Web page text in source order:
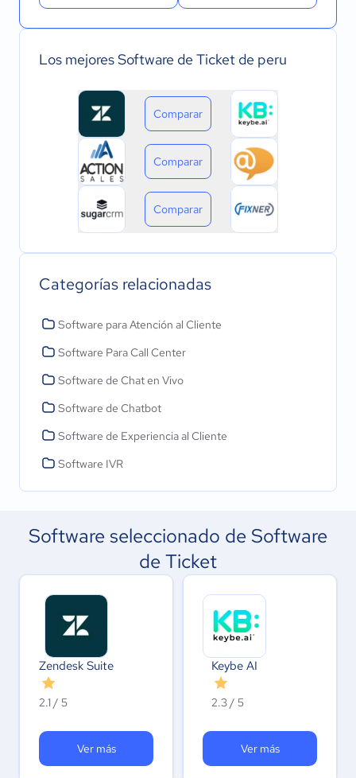
Los mejores Software de Ticket de peru
Comparar
Comparar
Comparar
Categorías relacionadas
Software para Atención al Cliente
Software Para Call Center
Software de Chat en Vivo
Software de Chatbot
Software de Experiencia al Cliente
Software IVR
Software seleccionado de Software
de Ticket
Zendesk Suite
2.1 / 5
Ver más
Keybe AI
2.3 / 5
Ver más